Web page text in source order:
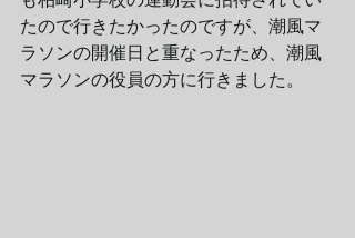
たので行きたかったのですが、潮風マ
ラソンの開催日と重なったため、潮風
マラソンの役員の方に行きました。